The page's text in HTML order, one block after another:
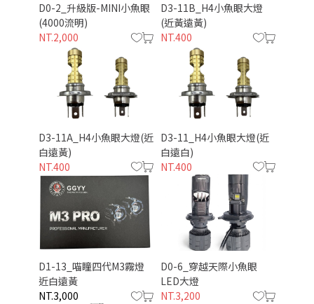
D0-2_升級版-MINI小魚眼
(4000流明)
NT.2,000
D3-11B_H4小魚眼大燈
(近黃遠黃)
NT.400
D3-11A_H4小魚眼大燈(近
白遠黃)
NT.400
D3-11_H4小魚眼大燈(近
白遠白)
NT.400
D1-13_喵瞳四代M3霧燈
近白遠黃
NT.3,000
D0-6_穿越天際小魚眼
LED大燈
NT.3,200